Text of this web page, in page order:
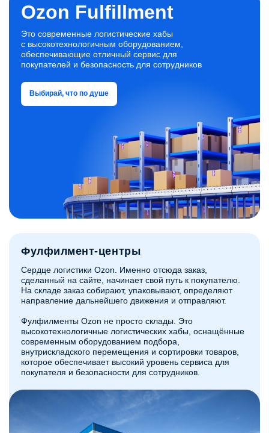
Ozon Fulfillment
Это современные логистические хабы
с высокотехнологичным оборудованием,
обеспечивающие отличный сервис для
покупателей и безопасность для сотрудников
Выбирай, что по душе
Фулфилмент-центры
Сердце логистики Ozon. Именно отсюда заказ,
сделанный на сайте, начинает свой путь к покупателю.
На складе заказ собирают, упаковывают, определяют
направление дальнейшего движения и отправляют.
Фулфилменты Ozon не просто склады. Это
высокотехнологичные логистических хабы, оснащённые
современным оборудованием подбора,
внутрискладского перемещения и сортировки товаров,
которое обеспечивает высокий уровень сервиса для
покупателя и безопасности для сотрудников.